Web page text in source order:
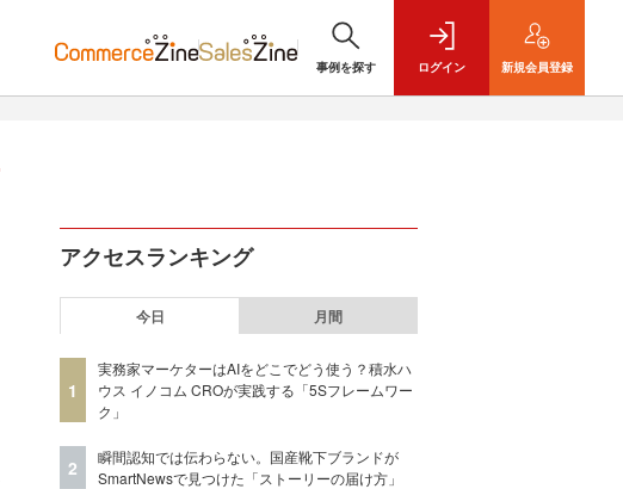
事例を探す ログイン 新規会員登録
アクセスランキング
今日 月間
1
実務家マーケターはAIをどこでどう使う？積水ハ
ウス イノコム CROが実践する「5Sフレームワー
ク」
2
瞬間認知では伝わらない。国産靴下ブランドが
SmartNewsで見つけた「ストーリーの届け方」